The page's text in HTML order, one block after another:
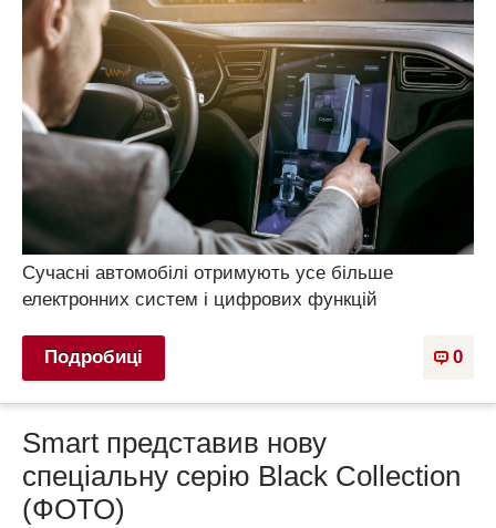
Сучасні автомобілі отримують усе більше
електронних систем і цифрових функцій
0
Подробиці
Smart представив нову
спеціальну серію Black Collection
(ФОТО)